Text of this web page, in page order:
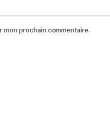
mon prochain commentaire.